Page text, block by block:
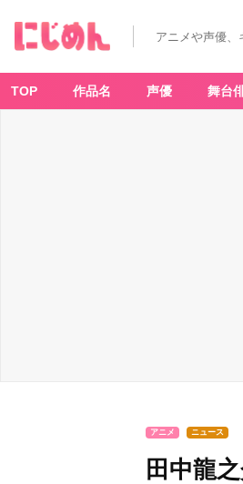
アニメや声優、
TOP 作品名 声優 舞台
アニメ ニュース
田中龍